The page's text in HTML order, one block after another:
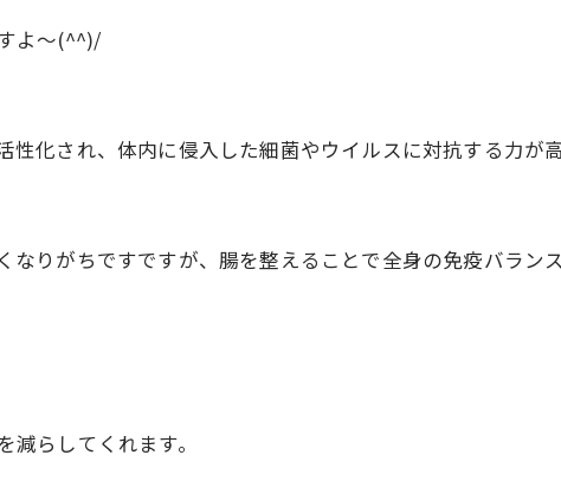
よ～(^^)/
性化され、体内に侵入した細菌やウイルスに対抗する力が
なりがちですですが、腸を整えることで全身の免疫バラン
らしてくれます。